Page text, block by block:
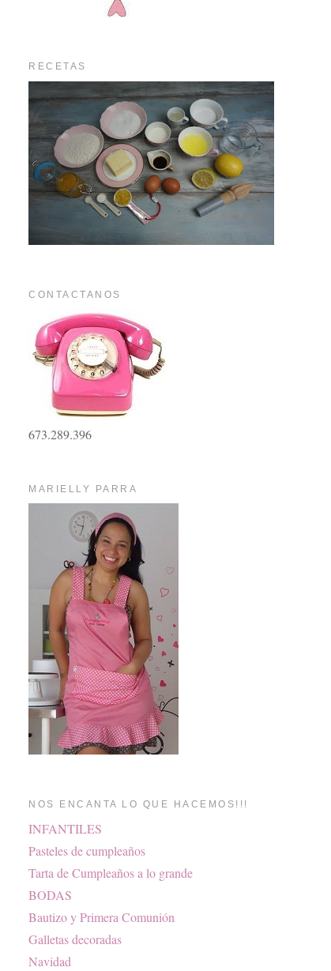
RECETAS
CONTACTANOS
673.289.396
MARIELLY PARRA
NOS ENCANTA LO QUE HACEMOS!!!
INFANTILES
Pasteles de cumpleaños
Tarta de Cumpleaños a lo grande
BODAS
Bautizo y Primera Comunión
Galletas decoradas
Navidad